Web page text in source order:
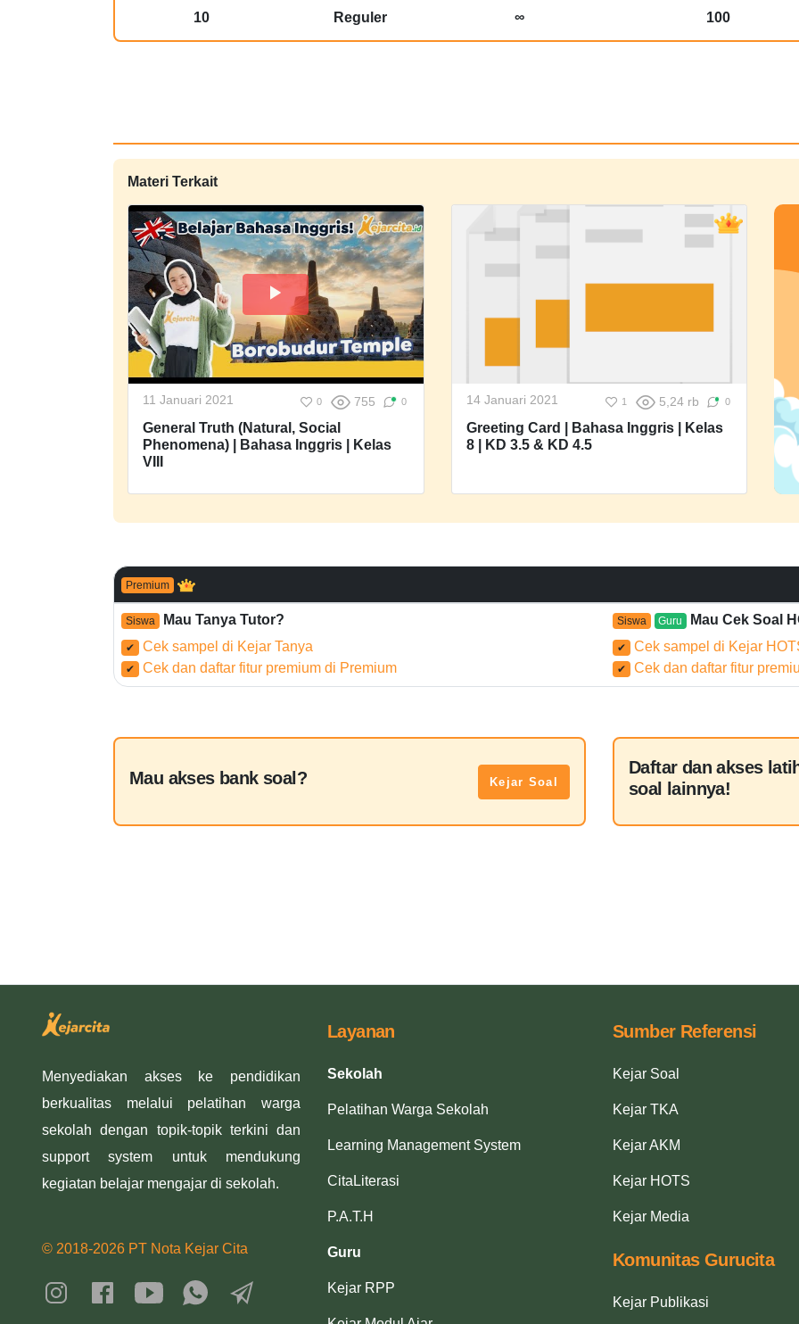
10
Reguler
∞
100
Materi Terkait
11 Januari 2021 0 755 0
General Truth (Natural, Social
Phenomena) | Bahasa Inggris | Kelas
VIII
14 Januari 2021 1 5,24 rb 0
Greeting Card | Bahasa Inggris | Kelas
8 | KD 3.5 & KD 4.5
Premium
Siswa Mau Tanya Tutor?
✔ Cek sampel di Kejar Tanya
✔ Cek dan daftar fitur premium di Premium
Siswa Guru Mau Cek Soal
✔ Cek sampel di Kejar
✔ Cek dan daftar fitur
Mau akses bank soal? Kejar Soal
Daftar dan akses
soal lainnya!
Menyediakan akses ke pendidikan
berkualitas melalui pelatihan warga
sekolah dengan topik-topik terkini dan
support system untuk mendukung
kegiatan belajar mengajar di sekolah.
© 2018-2026 PT Nota Kejar Cita
Layanan
Sekolah
Pelatihan Warga Sekolah
Learning Management System
CitaLiterasi
P.A.T.H
Guru
Kejar RPP
Sumber Referensi
Kejar Soal
Kejar TKA
Kejar AKM
Kejar HOTS
Kejar Media
Komunitas Gurucita
Kejar Publikasi